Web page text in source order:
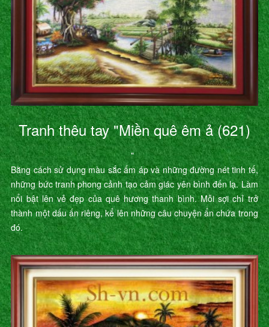
Tranh thêu tay "Miền quê êm ả (621)
"
Bằng cách sử dụng màu sắc ấm áp và những đường nét tinh tế,
những bức tranh phong cảnh tạo cảm giác yên bình đến lạ. Làm
nổi bật lên vẻ đẹp của quê hương thanh bình. Mỗi sợi chỉ trở
thành một dấu ấn riêng, kể lên những câu chuyện ẩn chứa trong
đó.